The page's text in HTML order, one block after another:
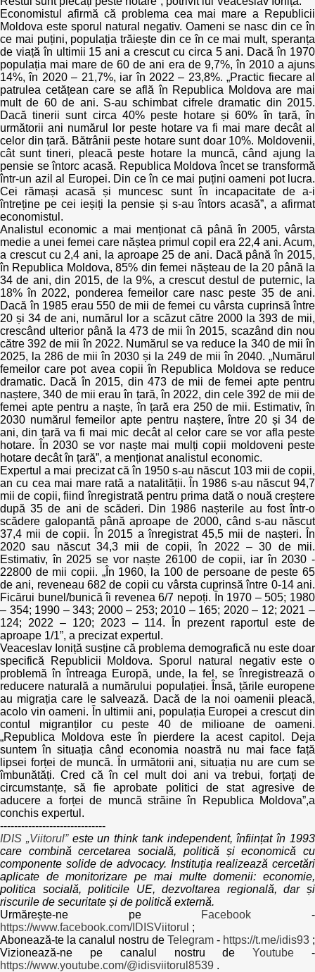
Economistul afirmă că problema cea mai mare a Republicii
Moldova este sporul natural negativ. Oameni se nasc din ce în
ce mai puțini, populația trăiește din ce în ce mai mult, speranța
de viață în ultimii 15 ani a crescut cu circa 5 ani. Dacă în 1970
populația mai mare de 60 de ani era de 9,7%, în 2010 a ajuns
14%, în 2020 – 21,7%, iar în 2022 – 23,8%. „Practic fiecare al
patrulea cetățean care se află în Republica Moldova are mai
mult de 60 de ani. S-au schimbat cifrele dramatic din 2015.
Dacă tinerii sunt circa 40% peste hotare și 60% în țară, în
următorii ani numărul lor peste hotare va fi mai mare decât al
celor din țară. Bătrânii peste hotare sunt doar 10%. Moldovenii,
cât sunt tineri, pleacă peste hotare la muncă, când ajung la
pensie se întorc acasă. Republica Moldova încet se transformă
într-un azil al Europei. Din ce în ce mai puțini oameni pot lucra.
Cei rămași acasă și muncesc sunt în incapacitate de a-i
întreține pe cei ieșiți la pensie și s-au întors acasă”, a afirmat
economistul.
Analistul economic a mai menționat că până în 2005, vârsta
medie a unei femei care năștea primul copil era 22,4 ani. Acum,
a crescut cu 2,4 ani, la aproape 25 de ani. Dacă până în 2015,
în Republica Moldova, 85% din femei nășteau de la 20 până la
34 de ani, din 2015, de la 9%, a crescut destul de puternic, la
18% în 2022, ponderea femeilor care nasc peste 35 de ani.
Dacă în 1985 erau 550 de mii de femei cu vârsta cuprinsă între
20 și 34 de ani, numărul lor a scăzut către 2000 la 393 de mii,
crescând ulterior până la 473 de mii în 2015, scazând din nou
către 392 de mii în 2022. Numărul se va reduce la 340 de mii în
2025, la 286 de mii în 2030 și la 249 de mii în 2040. „Numărul
femeilor care pot avea copii în Republica Moldova se reduce
dramatic. Dacă în 2015, din 473 de mii de femei apte pentru
naștere, 340 de mii erau în țară, în 2022, din cele 392 de mii de
femei apte pentru a naște, în țară era 250 de mii. Estimativ, în
2030 numărul femeilor apte pentru naștere, între 20 și 34 de
ani, din țară va fi mai mic decât al celor care se vor afla peste
hotare. În 2030 se vor naște mai mulți copii moldoveni peste
hotare decât în țară”, a menționat analistul economic.
Expertul a mai precizat că în 1950 s-au născut 103 mii de copii,
an cu cea mai mare rată a natalității. În 1986 s-au născut 94,7
mii de copii, fiind înregistrată pentru prima dată o nouă creștere
după 35 de ani de scăderi. Din 1986 nașterile au fost într-o
scădere galopantă până aproape de 2000, când s-au născut
37,4 mii de copii. În 2015 a înregistrat 45,5 mii de nașteri. În
2020 sau născut 34,3 mii de copii, în 2022 – 30 de mii.
Estimativ, în 2025 se vor naște 26100 de copii, iar în 2030 -
22800 de mii copii. „În 1960, la 100 de persoane de peste 65
de ani, reveneau 682 de copii cu vârsta cuprinsă între 0-14 ani.
Ficărui bunel/bunică îi revenea 6/7 nepoți. În 1970 – 505; 1980
– 354; 1990 – 343; 2000 – 253; 2010 – 165; 2020 – 12; 2021 –
124; 2022 – 120; 2023 – 114. În prezent raportul este de
aproape 1/1”, a precizat expertul.
Veaceslav Ioniță susține că problema demografică nu este doar
specifică Republicii Moldova. Sporul natural negativ este o
problemă în întreaga Europă, unde, la fel, se înregistrează o
reducere naturală a numărului populației. Însă, țările europene
au migrația care le salvează. Dacă de la noi oamenii pleacă,
acolo vin oameni. În ultimii ani, populația Europei a crescut din
contul migranților cu peste 40 de milioane de oameni.
„Republica Moldova este în pierdere la acest capitol. Deja
suntem în situația când economia noastră nu mai face față
lipsei forței de muncă. În următorii ani, situația nu are cum se
îmbunătăți. Cred că în cel mult doi ani va trebui, forțați de
circumstanțe, să fie aprobate politici de stat agresive de
aducere a forței de muncă străine în Republica Moldova”,a
conchis expertul.
------------------------------
IDIS „Viitorul”este un think tank independent, înființat în 1993
care combină cercetarea socială, politică și economică cu
componente solide de advocacy. Instituția realizează cercetări
aplicate de monitorizare pe mai multe domenii: economie,
politica socială, politicile UE, dezvoltarea regională, dar și
riscurile de securitate și de politică externă.
Urmărește-ne pe Facebook -
https://www.facebook.com/IDISViitorul ;
Abonează-te la canalul nostru de Telegram - https://t.me/idis93 ;
Vizionează-ne pe canalul nostru deYoutube -
https://www.youtube.com/@idisviitorul8539 .